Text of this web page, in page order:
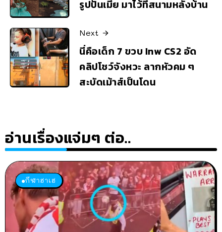
รูปปั้นเมีย มาไว้ที่สนามหลังบ้าน
Next
นี่คือเด็ก 7 ขวบ Inw CS2 อัด
คลิปโชว์จังหวะ ลากหัวคม ๆ
สะบัดเม้าส์เป็นโดน
อ่านเรื่องแจ่มๆ ต่อ..
กีฬาฮาเฮ